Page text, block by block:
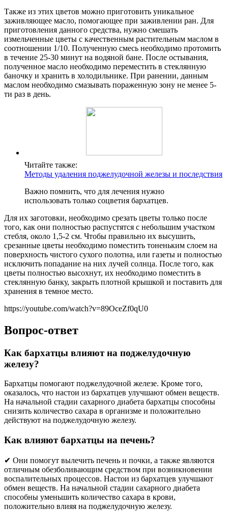
Также из этих цветов можно приготовить уникальное
заживляющее масло, помогающее при заживлении ран. Для
приготовления данного средства, нужно смешать
измельченные цветы с качественным растительным маслом в
соотношении 1/10. Полученную смесь необходимо протомить
в течение 25-30 минут на водяной бане. После остывания,
полученное масло необходимо переместить в стеклянную
баночку и хранить в холодильнике. При ранении, данным
маслом необходимо смазывать пораженную зону не менее 5-
ти раз в день.
Читайте также:
Методы удаления поджелудочной железы и последствия
Важно помнить, что для лечения нужно
использовать только соцветия бархатцев.
Для их заготовки, необходимо срезать цветы только после
того, как они полностью распустятся с небольшим участком
стебля, около 1,5-2 см. Чтобы правильно их высушить,
срезанные цветы необходимо поместить тоненьким слоем на
поверхность чистого сухого полотна, или газеты и полностью
исключить попадание на них лучей солнца. После того, как
цветы полностью высохнут, их необходимо поместить в
стеклянную банку, закрыть плотной крышкой и поставить для
хранения в темное место.
https://youtube.com/watch?v=89OceZf0qU0
Вопрос-ответ
Как бархатцы влияют на поджелудочную
железу?
Бархатцы помогают поджелудочной железе. Кроме того,
оказалось, что настои из бархатцев улучшают обмен веществ.
На начальной стадии сахарного диабета бархатцы способны
снизить количество сахара в организме и положительно
действуют на поджелудочную железу.
Как влияют бархатцы на печень?
✔ Они помогут вылечить печень и почки, а также являются
отличным обезболивающим средством при возникновении
воспалительных процессов. Настои из бархатцев улучшают
обмен веществ. На начальной стадии сахарного диабета
способны уменьшить количество сахара в крови,
положительно влияя на поджелудочную железу.